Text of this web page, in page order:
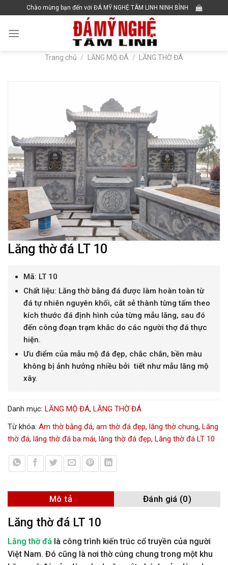
to
content
Chào mừng bạn đến với ĐÁ MỸ NGHỆ TÂM LINH NINH BÌNH
Trang chủ / LĂNG MỘ ĐÁ / LĂNG THỜ ĐÁ
Lăng thờ đá LT 10
Mã: LT 10
Chất liệu: Lăng thờ bằng đá được làm hoàn toàn từ
đá tự nhiên nguyên khối, cắt sẻ thành từng tấm theo
kích thước đá định hình của từng mẫu lăng, sau đó
đến công đoạn trạm khắc do các người thợ đá thực
hiện.
Ưu điểm của mẫu mộ đá đẹp, chắc chắn, bền màu
không bị ảnh hưởng nhiều bởi tiết như mẫu lăng mộ
xây.
Danh mục: LĂNG MỘ ĐÁ, LĂNG THỜ ĐÁ
Từ khóa: Am thờ bằng đá, am thờ đá đẹp, lăng thờ chung, Lăng
thờ đá, lăng thờ đá ba mái, lăng thờ đá đẹp, Lăng thờ đá LT 10
Mô tả Đánh giá (0)
Lăng thờ đá LT 10
Lăng thờ đá là công trình kiến trúc cổ truyền của người
Việt Nam. Đó cũng là nơi thờ cúng chung trong một khu